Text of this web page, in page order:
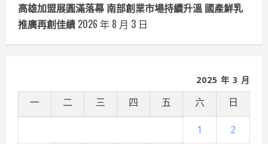
高雄加盟展圓滿落幕 南部創業市場持續升溫 國產鮮乳
推廣再創佳績 2026 年 8 月 3 日
2025 年 3 月
一 二 三 四 五 六 日
1
2